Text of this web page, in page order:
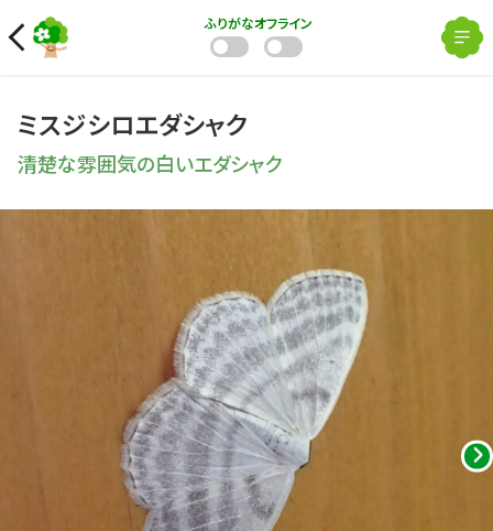
ふりがなオフライン
ミスジシロエダシャク
清楚な雰囲気の白いエダシャク